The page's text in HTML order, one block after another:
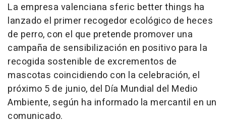
La empresa valenciana sferic better things ha
lanzado el primer recogedor ecológico de heces
de perro, con el que pretende promover una
campaña de sensibilización en positivo para la
recogida sostenible de excrementos de
mascotas coincidiendo con la celebración, el
próximo 5 de junio, del Día Mundial del Medio
Ambiente, según ha informado la mercantil en un
comunicado.